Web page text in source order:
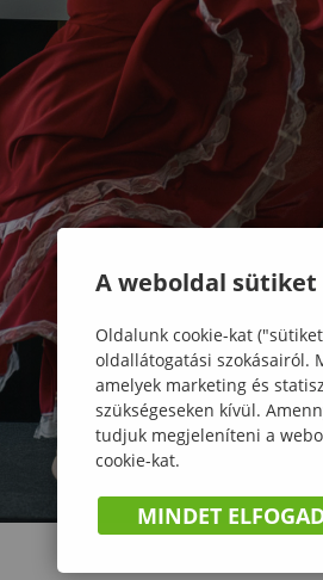
A weboldal sütiket
Oldalunk cookie-kat
oldallátogatási szokásairól.
amelyek marketing és
szükségeseken kívül.
tudjuk megjeleníteni a
cookie-kat.
MINDET